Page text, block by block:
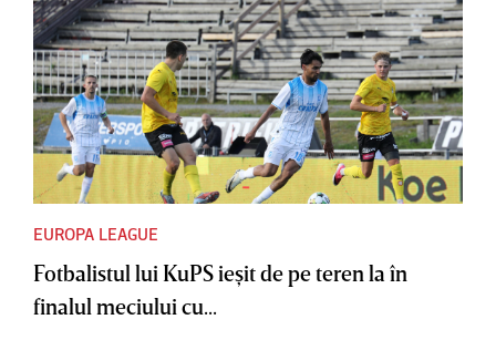
EUROPA LEAGUE
Fotbalistul lui KuPS ieşit de pe teren la în
finalul meciului cu...